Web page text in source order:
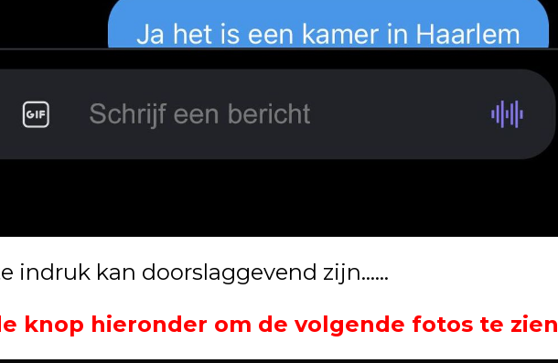
indruk kan doorslaggevend zijn……
knop hieronder om de volgende fotos te zien